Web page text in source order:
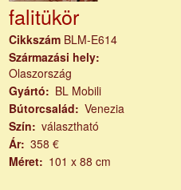
falitükör
Cikkszám BLM-E614
Származási hely
Olaszország
Gyártó
BL Mobili
Bútorcsalád
Venezia
Szín
választható
Ár
358 €
Méret
101 x 88 cm